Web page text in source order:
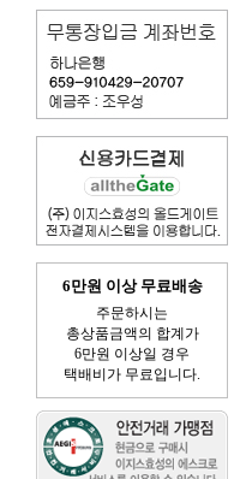
6만원 이상 무료배송
주문하시는
총상품금액의 합계가
6만원 이상일 경우
택배비가 무료입니다.